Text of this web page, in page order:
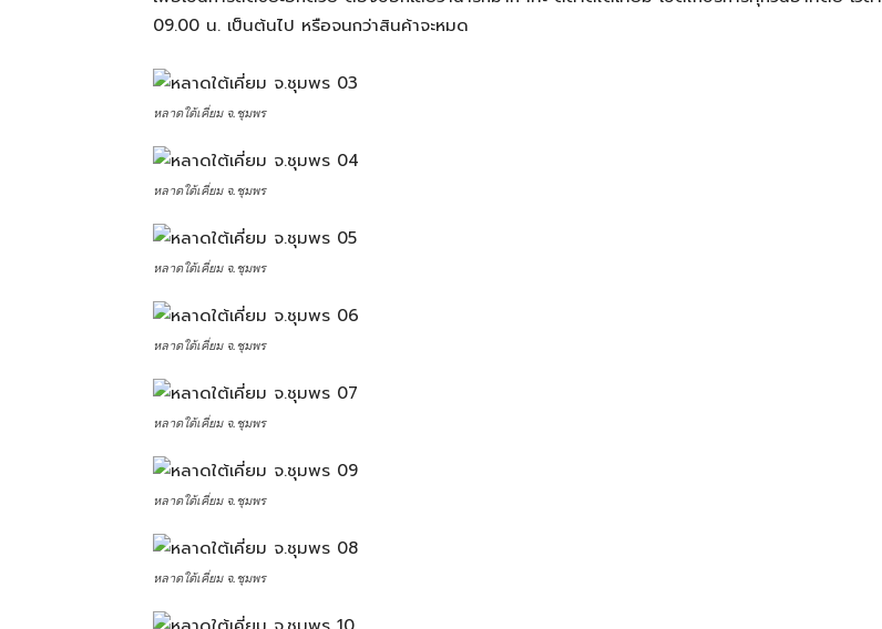
09.00 น. เป็นต้นไป หรือจนกว่าสินค้าจะหมด
หลาดใต้เคี่ยม จ.ชุมพร
หลาดใต้เคี่ยม จ.ชุมพร
หลาดใต้เคี่ยม จ.ชุมพร
หลาดใต้เคี่ยม จ.ชุมพร
หลาดใต้เคี่ยม จ.ชุมพร
หลาดใต้เคี่ยม จ.ชุมพร
หลาดใต้เคี่ยม จ.ชุมพร